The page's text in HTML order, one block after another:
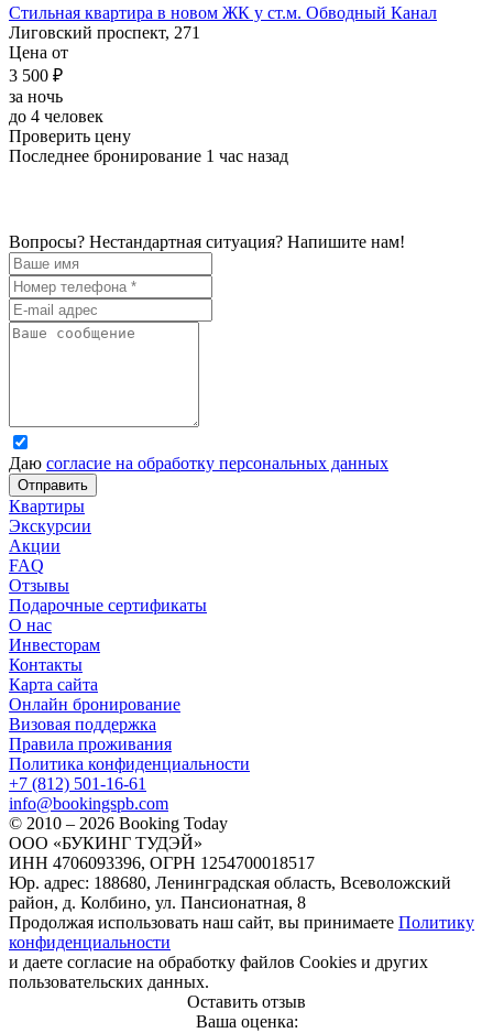
Стильная квартира в новом ЖК у ст.м. Обводный Канал
Лиговский проспект, 271
Цена от
3 500 ₽
за ночь
до 4 человек
Проверить цену
Последнее бронирование 1 час назад
Вопросы? Нестандартная ситуация? Напишите нам!
Даю согласие на обработку персональных данных
Отправить
Квартиры
Экскурсии
Акции
FAQ
Отзывы
Подарочные сертификаты
О нас
Инвесторам
Контакты
Карта сайта
Онлайн бронирование
Визовая поддержка
Правила проживания
Политика конфиденциальности
+7 (812) 501-16-61
info@bookingspb.com
© 2010 – 2026 Booking Today
ООО «БУКИНГ ТУДЭЙ»
ИНН 4706093396, ОГРН 1254700018517
Юр. адрес: 188680, Ленинградская область, Всеволожский
район, д. Колбино, ул. Пансионатная, 8
Продолжая использовать наш сайт, вы принимаете Политику
конфиденциальности
и даете согласие на обработку файлов Cookies и других
пользовательских данных.
Оставить отзыв
Ваша оценка: